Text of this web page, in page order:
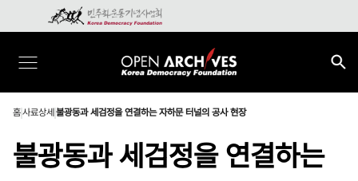
홈사료상세 불광동과 세검정을 연결하는 자하문 터널의 공사 현장
불광동과 세검정을 연결하는